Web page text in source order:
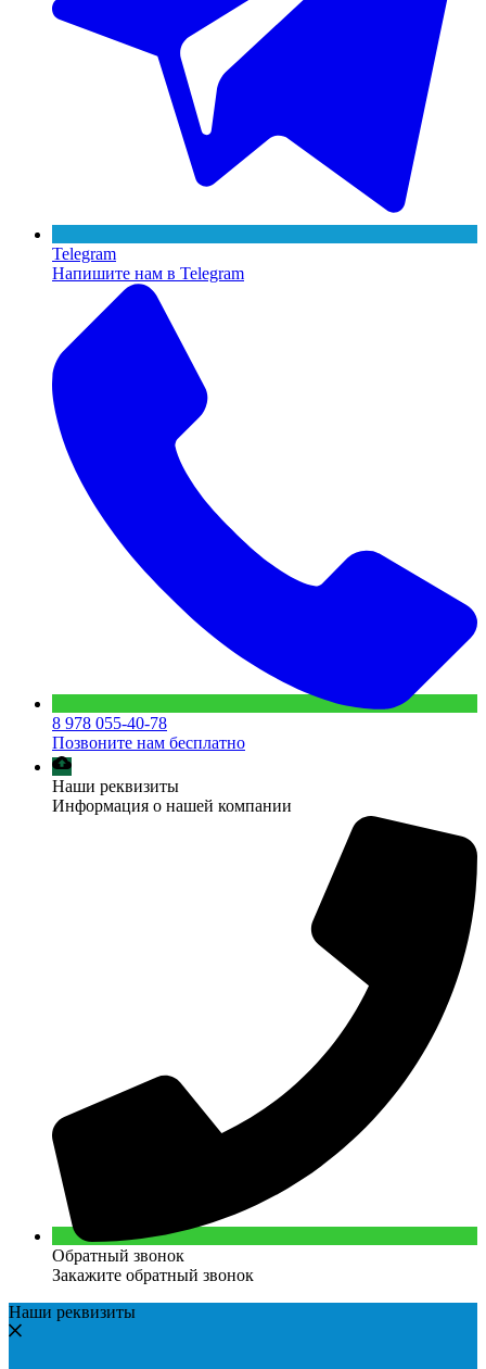
Telegram
Напишите нам в Telegram
8 978 055-40-78
Позвоните нам бесплатно
Наши реквизиты
Информация о нашей компании
Обратный звонок
Закажите обратный звонок
Наши реквизиты